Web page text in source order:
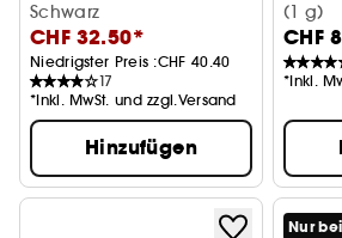
Schwarz
Schwarz
CHF 32.50*
Niedrigster Preis :CHF 40.40
17
*Inkl. MwSt. und zzgl.Versand
Hinzufügen
(1 g)
CHF
*Inkl.
Nur